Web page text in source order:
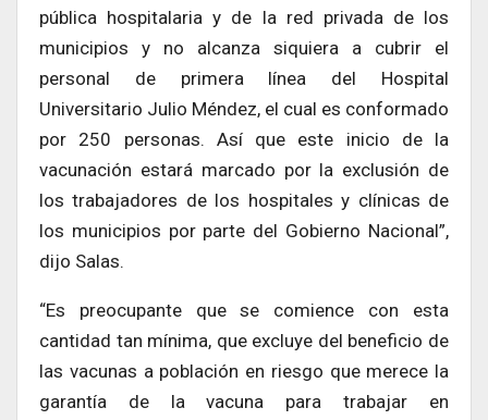
pública hospitalaria y de la red privada de los
municipios y no alcanza siquiera a cubrir el
personal de primera línea del Hospital
Universitario Julio Méndez, el cual es conformado
por 250 personas. Así que este inicio de la
vacunación estará marcado por la exclusión de
los trabajadores de los hospitales y clínicas de
los municipios por parte del Gobierno Nacional”,
dijo Salas.
“Es preocupante que se comience con esta
cantidad tan mínima, que excluye del beneficio de
las vacunas a población en riesgo que merece la
garantía de la vacuna para trabajar en